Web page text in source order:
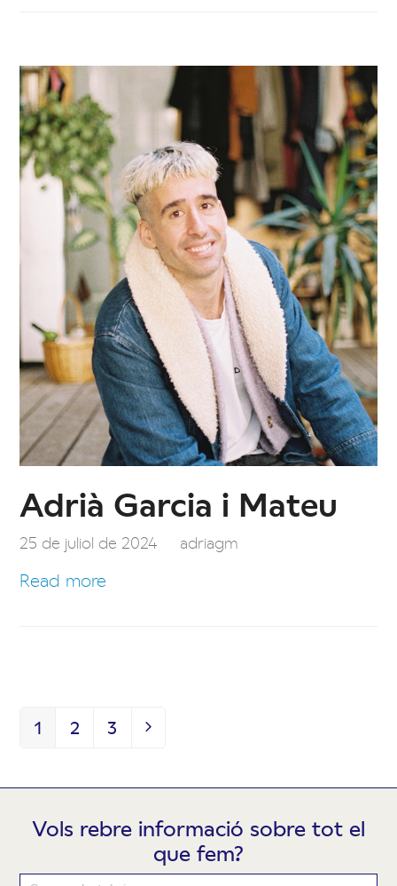
Adrià Garcia i Mateu
25 de juliol de 2024 adriagm
Read more
Page
1 Page
2 Page
3 Next
Vols rebre informació sobre tot el
que fem?